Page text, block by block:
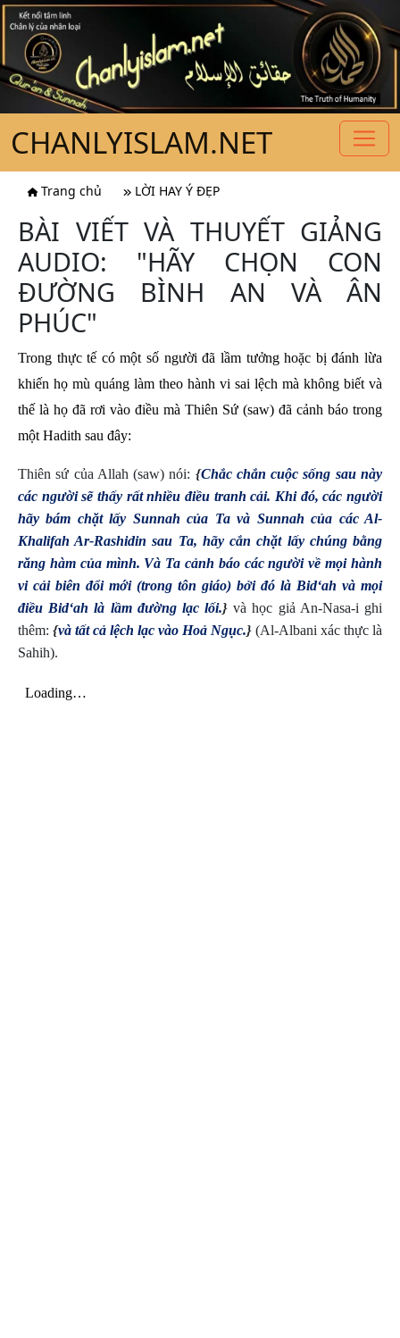
CHANLYISLAM.NET
Trang chủ LỜI HAY Ý ĐẸP
BÀI VIẾT VÀ THUYẾT GIẢNG
AUDIO: "HÃY CHỌN CON
ĐƯỜNG BÌNH AN VÀ ÂN
PHÚC"
Trong thực tế có một số người đã lầm tưởng hoặc bị đánh lừa
khiến họ mù quáng làm theo hành vi sai lệch mà không biết và
thế là họ đã rơi vào điều mà Thiên Sứ (saw) đã cảnh báo trong
một Hadith sau đây:
Thiên sứ của Allah (saw) nói: {Chắc chắn cuộc sống sau này
các người sẽ thấy rất nhiều điều tranh cải. Khi đó, các người
hãy bám chặt lấy Sunnah của Ta và Sunnah của các Al-
Khalifah Ar-Rashidin sau Ta, hãy cắn chặt lấy chúng bằng
răng hàm của mình. Và Ta cảnh báo các người về mọi hành
vi cải biên đổi mới (trong tôn giáo) bởi đó là Bid‘ah và mọi
điều Bid‘ah là lầm đường lạc lối.} và học giả An-Nasa-i ghi
thêm: {và tất cả lệch lạc vào Hoả Ngục.} (Al-Albani xác thực là
Sahih).